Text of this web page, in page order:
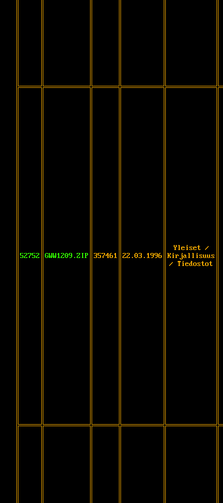
52752 GWW1209.ZIP 357461 22.03.1996
Yleiset /
Kirjallisuus
/ Tiedostot